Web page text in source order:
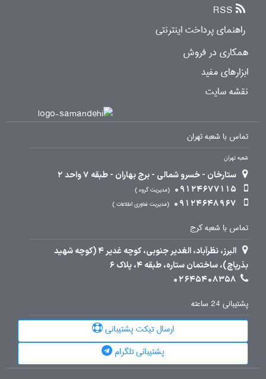
RSS
راهنمای پرداخت اینترنتی
همکاری در فروش
ابزارهای مفید
نقشه سایت
تماس با شعبه تهران
شعبه تهران
ستارخان - خسرو شمالی - برج بهاران - طبقه 7 واحد 2
09124677115
مدیریت گروه
09124648967 مدیریت فناوری اطلاعات
تماس با شعبه کرج
البرز، نظرآباد، الغدیر جنوبی، کوچه غدیر 4 (کوچه شهید
بذرپاچ)، ساختمان ستاره، طبقه 4، پلاک 6
02645408358
پشتیبانی 24 ساعته
ارسال تیکت پشتیبانی
پشتیبانی تلگرام